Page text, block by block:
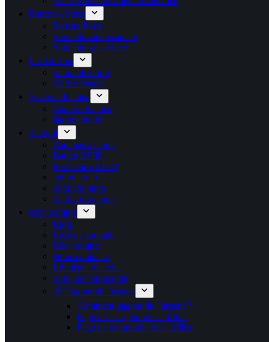
Entrée & Porte
Serrure Porte
Sonnette video sans fil
Sonnette sans vidéo
Les Coffres
mini coffre fort
Coffre Secret
Système Factice
Caméra Factice
lampe torche
Antivol
Cadenas à Code
Badge RFID
Porte carte​ RFID
antivol velo
Anti vol moto
Anti vol voiture
Mon compte
Blog
Liste de souhaits
Mon compte
Nous contacter
Livraison de colis
Suivi de commande
💰 Gagner de l’argent
Comment gagner de l’argent ?
Page d’inscription des affiliés
Page de connexion des affiliés